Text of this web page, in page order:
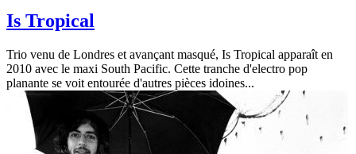
Is Tropical
Trio venu de Londres et avançant masqué, Is Tropical apparaît en
2010 avec le maxi South Pacific. Cette tranche d'electro pop
planante se voit entourée d'autres pièces idoines...